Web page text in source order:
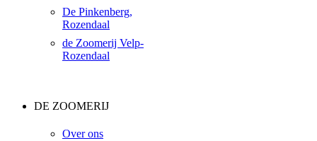
De Pinkenberg,
Rozendaal
de Zoomerij Velp-
Rozendaal
DE ZOOMERIJ
Over ons